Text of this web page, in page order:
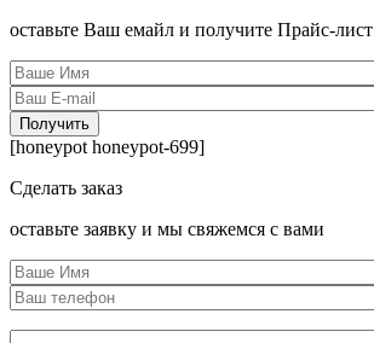
оcтавьте Ваш емайл и получите Прайс-лист
[honeypot honeypot-699]
Сделать заказ
оcтавьте заявку и мы свяжемся с вами